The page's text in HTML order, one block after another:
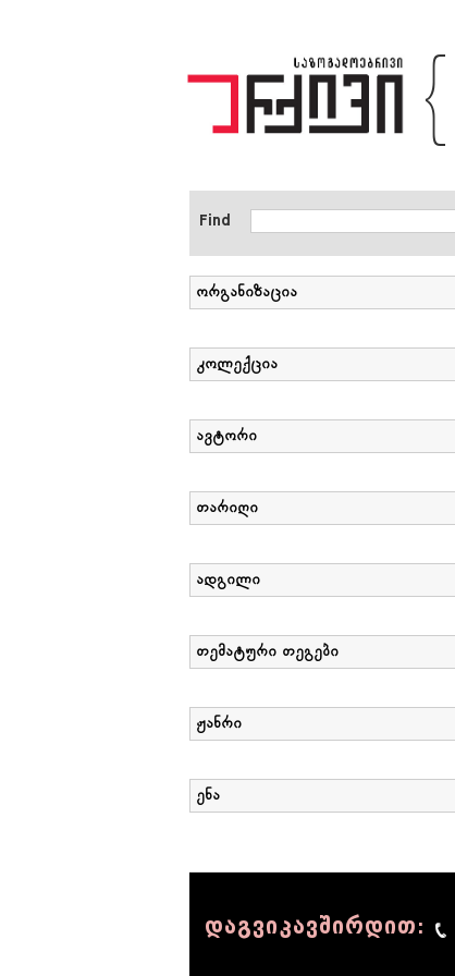
{
Find
ორგანიზაცია
კოლექცია
ავტორი
თარიღი
ადგილი
თემატური თეგები
ჟანრი
ენა
დაგვიკავშირდით: